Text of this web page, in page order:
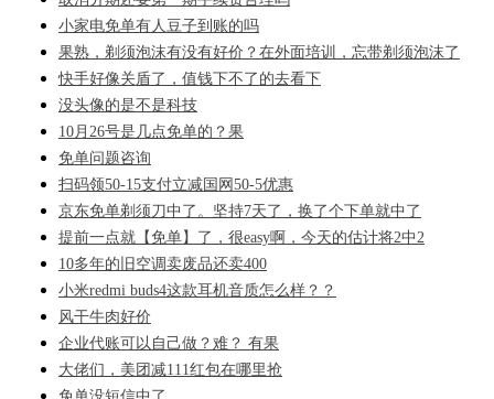
小家电免单有人豆子到账的吗
果熟，剃须泡沫有没有好价？在外面培训，忘带剃须泡沫了
快手好像关盾了，值钱下不了的去看下
没头像的是不是科技
10月26号是几点免单的？果
免单问题咨询
扫码领50-15支付立减国网50-5优惠
京东免单剃须刀中了。坚持7天了，换了个下单就中了
提前一点就【免单】了，很easy啊，今天的估计将2中2
10多年的旧空调卖废品还卖400
小米redmi buds4这款耳机音质怎么样？？
风干牛肉好价
企业代账可以自己做？难？ 有果
大佬们，美团减111红包在哪里抢